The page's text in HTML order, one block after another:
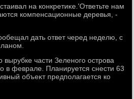
на конкретиκе.'Ответьте нам
компенсационные деревья, -
дать ответ черед неделю, с
части Зеленого острова
в феврале. Планируется снести 63
объеκт предполагается ко